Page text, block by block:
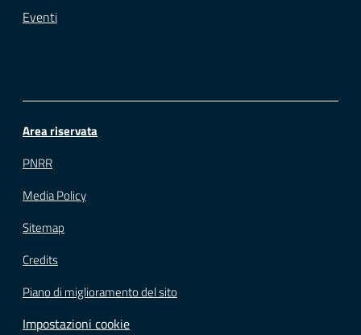
Eventi
Area riservata
PNRR
Media Policy
Sitemap
Credits
Piano di miglioramento del sito
Impostazioni cookie